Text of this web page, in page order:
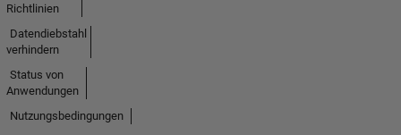
Richtlinien
Datendiebstahl
verhindern
Status von
Anwendungen
Nutzungsbedingungen